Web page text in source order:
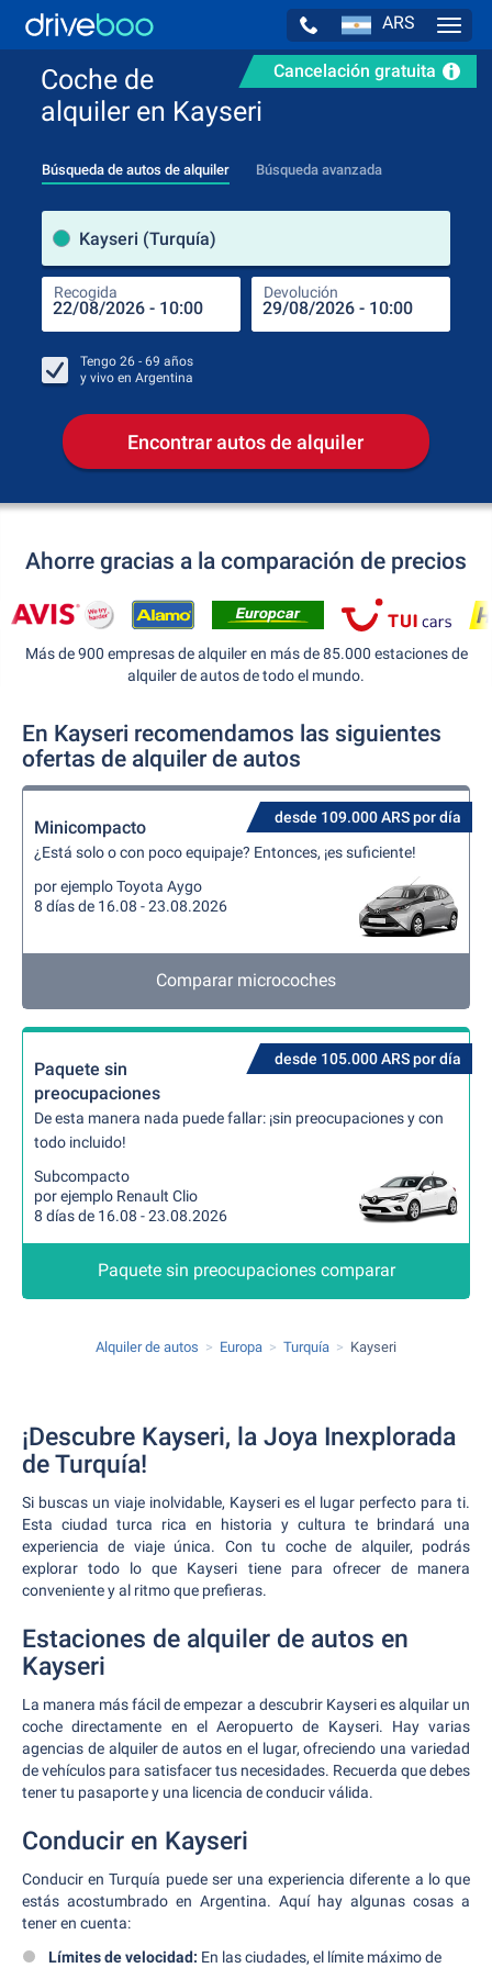
ARS
Cancelación gratuita
Coche de
alquiler en Kayseri
Búsqueda de autos de alquiler Búsqueda avanzada
Kayseri (Turquía)
Recogida Devolución
Tengo 26 - 69 años
y vivo en Argentina
Encontrar autos de alquiler
Ahorre gracias a la comparación de precios
Más de 900 empresas de alquiler en más de 85.000 estaciones de
alquiler de autos de todo el mundo.
En Kayseri recomendamos las siguientes
ofertas de alquiler de autos
desde 109.000 ARS por día
Minicompacto
¿Está solo o con poco equipaje? Entonces, ¡es suficiente!
por ejemplo Toyota Aygo
8 días de 16.08 - 23.08.2026
Comparar microcoches
desde 105.000 ARS por día
Paquete sin
preocupaciones
De esta manera nada puede fallar: ¡sin preocupaciones y con
todo incluido!
Subcompacto
por ejemplo Renault Clio
8 días de 16.08 - 23.08.2026
Paquete sin preocupaciones comparar
Alquiler de autos Europa Turquía Kayseri
¡Descubre Kayseri, la Joya Inexplorada
de Turquía!
Si buscas un viaje inolvidable, Kayseri es el lugar perfecto para ti.
Esta ciudad turca rica en historia y cultura te brindará una
experiencia de viaje única. Con tu coche de alquiler, podrás
explorar todo lo que Kayseri tiene para ofrecer de manera
conveniente y al ritmo que prefieras.
Estaciones de alquiler de autos en
Kayseri
La manera más fácil de empezar a descubrir Kayseri es alquilar un
coche directamente en el Aeropuerto de Kayseri. Hay varias
agencias de alquiler de autos en el lugar, ofreciendo una variedad
de vehículos para satisfacer tus necesidades. Recuerda que debes
tener tu pasaporte y una licencia de conducir válida.
Conducir en Kayseri
Conducir en Turquía puede ser una experiencia diferente a lo que
estás acostumbrado en Argentina. Aquí hay algunas cosas a
tener en cuenta:
Límites de velocidad: En las ciudades, el límite máximo de